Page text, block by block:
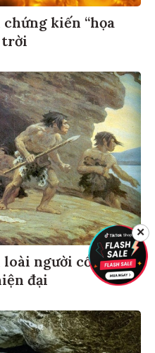
kiến “họa
trời
người cổ đại bí
đại
✕